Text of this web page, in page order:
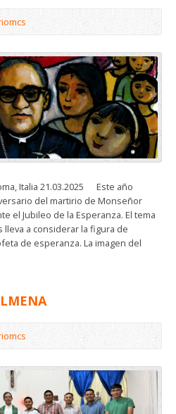
Italia 21.03.2025 Este año
del martirio de Monseñor
el Jubileo de la Esperanza. El tema
a considerar la figura de
de esperanza. La imagen del